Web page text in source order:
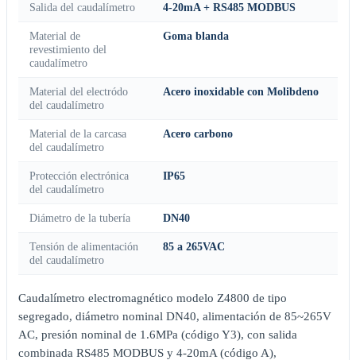
Salida del caudalímetro 4-20mA + RS485 MODBUS
Material de
revestimiento del
caudalímetro
Goma blanda
Material del electródo
del caudalímetro
Acero inoxidable con Molibdeno
Material de la carcasa
del caudalímetro
Acero carbono
Protección electrónica
del caudalímetro
IP65
Diámetro de la tubería DN40
Tensión de alimentación
del caudalímetro
85 a 265VAC
Caudalímetro electromagnético modelo Z4800 de tipo
segregado, diámetro nominal DN40, alimentación de 85~265V
AC, presión nominal de 1.6MPa (código Y3), con salida
combinada RS485 MODBUS y 4-20mA (código A),